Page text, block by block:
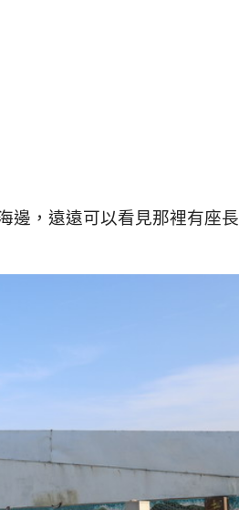
邊，遠遠可以看見那裡有座長